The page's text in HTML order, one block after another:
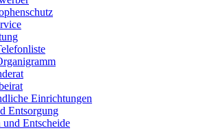
Einrichtungen
Entsorgung
und Entscheide